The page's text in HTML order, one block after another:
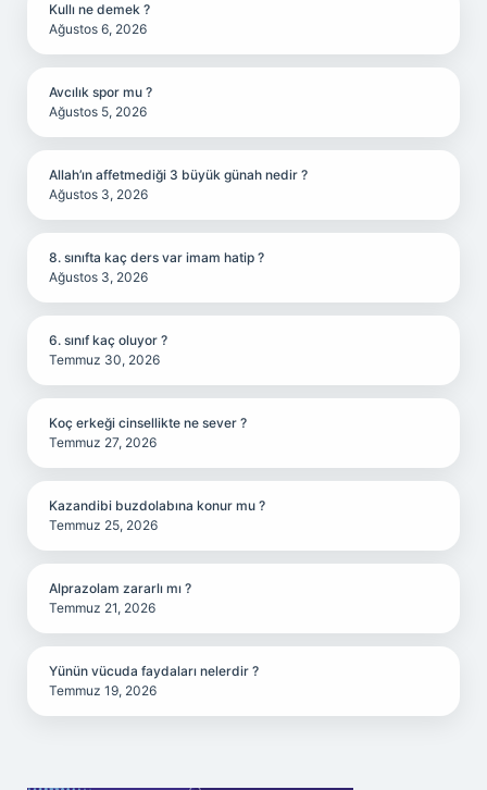
Kullı ne demek ?
Ağustos 6, 2026
Avcılık spor mu ?
Ağustos 5, 2026
Allah’ın affetmediği 3 büyük günah nedir ?
Ağustos 3, 2026
8. sınıfta kaç ders var imam hatip ?
Ağustos 3, 2026
6. sınıf kaç oluyor ?
Temmuz 30, 2026
Koç erkeği cinsellikte ne sever ?
Temmuz 27, 2026
Kazandibi buzdolabına konur mu ?
Temmuz 25, 2026
Alprazolam zararlı mı ?
Temmuz 21, 2026
Yünün vücuda faydaları nelerdir ?
Temmuz 19, 2026